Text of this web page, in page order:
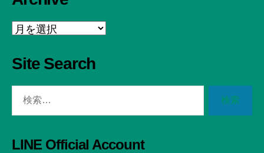
Archive
Site Search
LINE Official Account